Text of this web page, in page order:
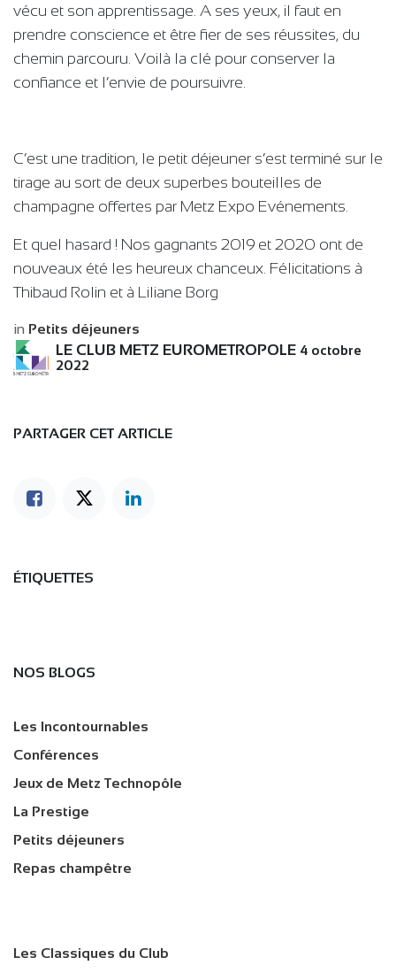
vécu et son apprentissage. A ses yeux, il faut en
prendre conscience et être fier de ses réussites, du
chemin parcouru. Voilà la clé pour conserver la
confiance et l’envie de poursuivre.
C’est une tradition, le petit déjeuner s’est terminé sur le
tirage au sort de deux superbes bouteilles de
champagne offertes par Metz Expo Evénements.
Et quel hasard ! Nos gagnants 2019 et 2020 ont de
nouveaux été les heureux chanceux. Félicitations à
Thibaud Rolin et à Liliane Borg
in Petits déjeuners
LE CLUB METZ EUROMETROPOLE 4 octobre
2022
PARTAGER CET ARTICLE
ÉTIQUETTES
NOS BLOGS
Les Incontournables
Conférences
Jeux de Metz Technopôle
La Prestige
Petits déjeuners
Repas champêtre
Les Classiques du Club